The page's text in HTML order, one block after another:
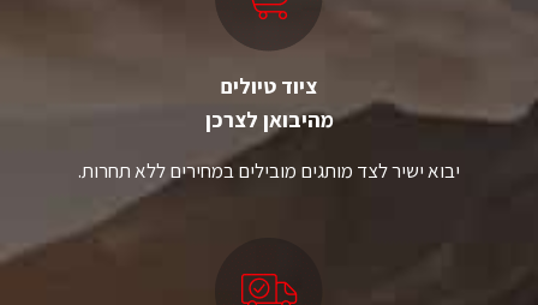
המוצר
ציוד טיולים
מהיבואן לצרכן
יבוא ישיר לצד מותגים מובילים במחירים ללא תחרות.